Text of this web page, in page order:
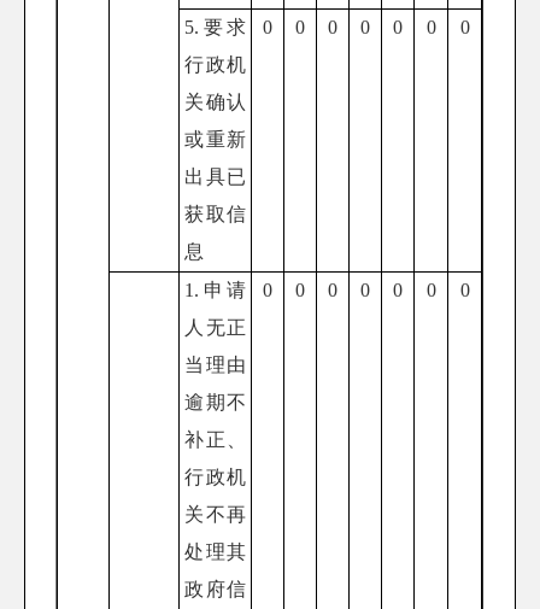
5.要求
行政机
关确认
或重新
出具已
获取信
息
0 0 0 0 0 0 0
1.申请
人无正
当理由
逾期不
补正、
行政机
关不再
处理其
政府信
0 0 0 0 0 0 0